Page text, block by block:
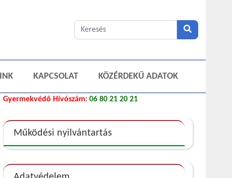
KAPCSOLAT KÖZÉRDEKŰ ADATOK
Gyermekvédő Hívószám: 06 80 21 20 21
Működési nyilvántartás